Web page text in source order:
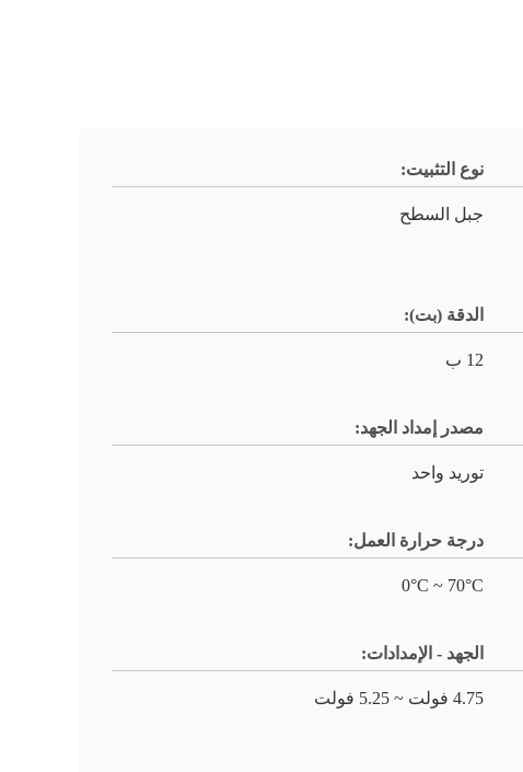
نوع التثبيت:
جبل السطح
الدقة (بت):
12 ب
مصدر إمداد الجهد:
توريد واحد
درجة حرارة العمل:
0°C ~ 70°C
الجهد - الإمدادات:
4.75 فولت ~ 5.25 فولت